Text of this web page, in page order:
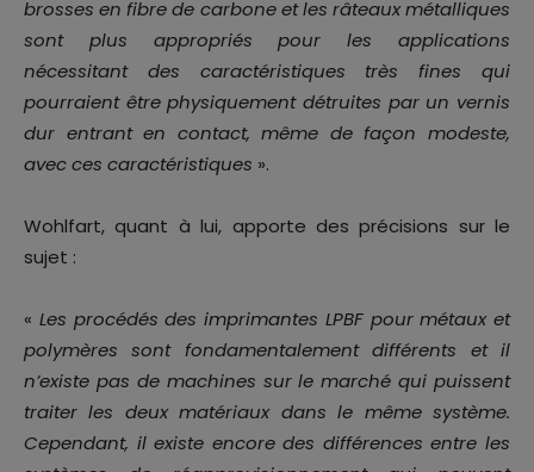
brosses en fibre de carbone et les râteaux métalliques
sont plus appropriés pour les applications
nécessitant des caractéristiques très fines qui
pourraient être physiquement détruites par un vernis
dur entrant en contact, même de façon modeste,
avec ces caractéristiques ».
Wohlfart, quant à lui, apporte des précisions sur le
sujet :
« Les procédés des imprimantes LPBF pour métaux et
polymères sont fondamentalement différents et il
n’existe pas de machines sur le marché qui puissent
traiter les deux matériaux dans le même système.
Cependant, il existe encore des différences entre les